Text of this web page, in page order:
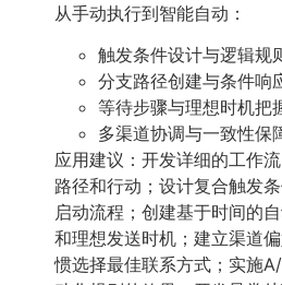
从手动执行到智能自动：
触发条件设计与逻辑规
分支路径创建与条件响
等待步骤与理想时机把
多渠道协调与一致性保
应用建议：开发详细的工作
路径和行动；设计复合触发
启动流程；创建基于时间的
和理想发送时机；建立渠道
惯选择最佳联系方式；实施